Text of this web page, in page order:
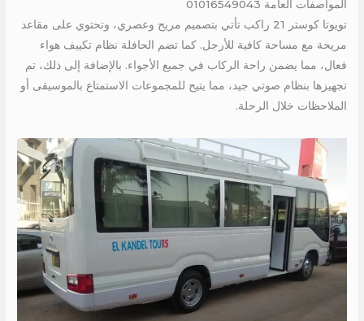
المواصفات العامة 01016549043
تويوتا كوستر 21 راكب تأتي بتصميم مريح وعصري، وتحتوي على مقاعد
مريحة مع مساحة كافية للأرجل. كما تضم الحافلة نظام تكييف هواء
فعال، مما يضمن راحة الركاب في جميع الأجواء. بالإضافة إلى ذلك، تم
تجهيزها بنظام صوتي جيد، مما يتيح للمجموعات الاستمتاع بالموسيقى أو
الملاحظات خلال الرحلة.